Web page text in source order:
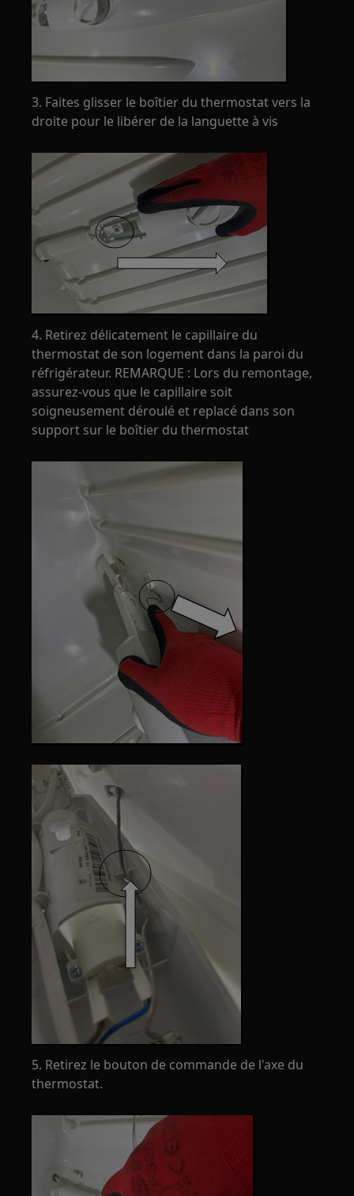
3. Faites glisser le boîtier du thermostat vers la
droite pour le libérer de la languette à vis
4. Retirez délicatement le capillaire du
thermostat de son logement dans la paroi du
réfrigérateur. REMARQUE : Lors du remontage,
assurez-vous que le capillaire soit
soigneusement déroulé et replacé dans son
support sur le boîtier du thermostat
5. Retirez le bouton de commande de l'axe du
thermostat.